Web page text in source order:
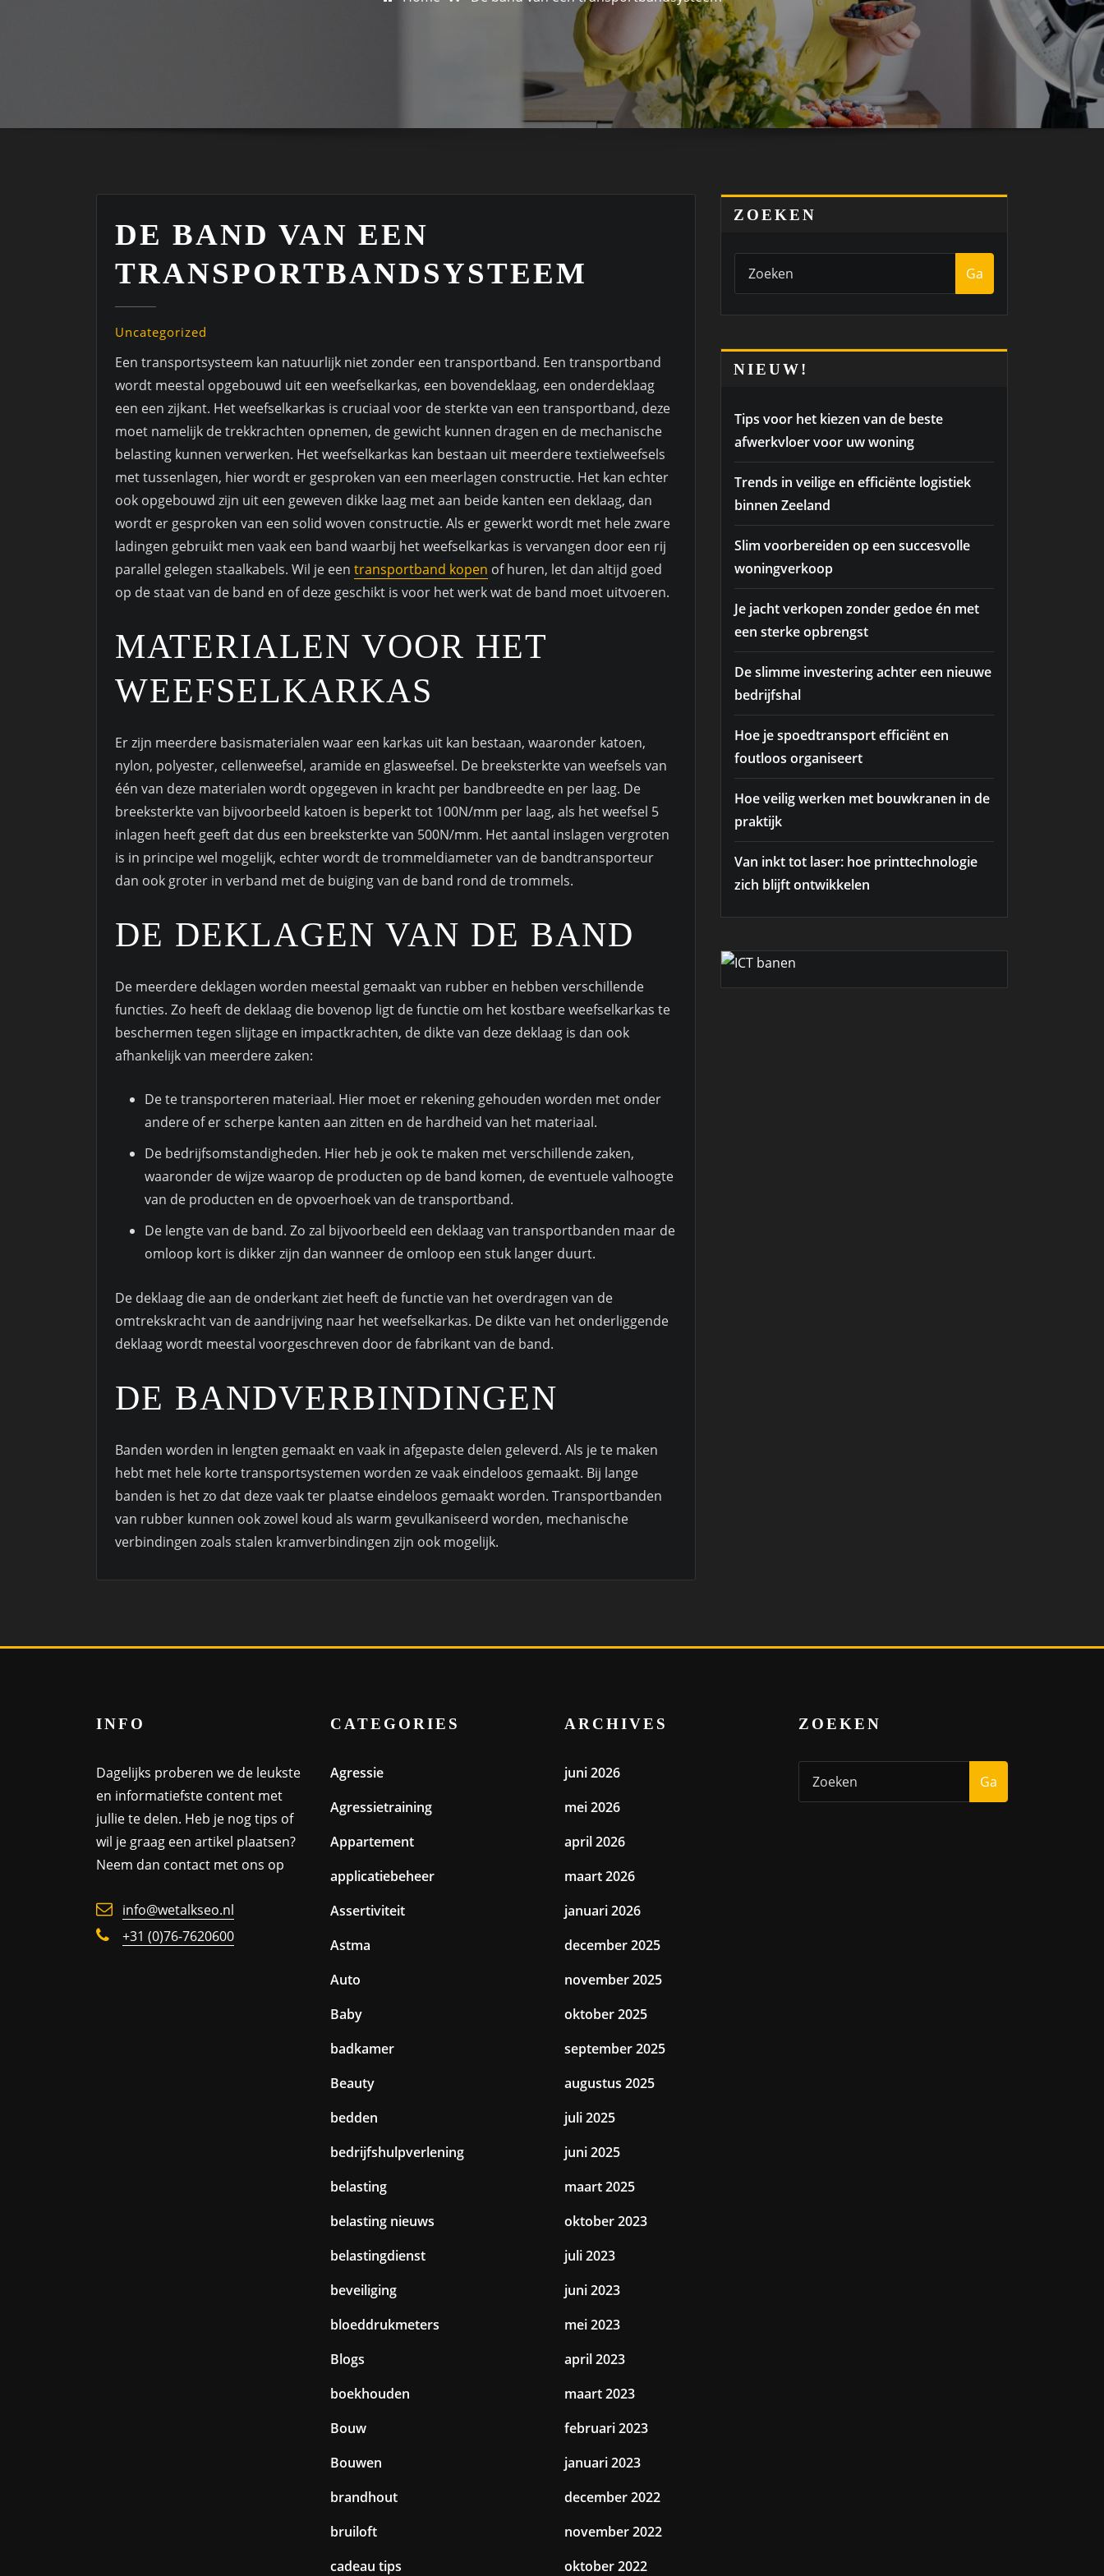
DE BAND VAN EEN
TRANSPORTBANDSYSTEEM
Uncategorized
Een transportsysteem kan natuurlijk niet zonder een transportband. Een transportband
wordt meestal opgebouwd uit een weefselkarkas, een bovendeklaag, een onderdeklaag
een een zijkant. Het weefselkarkas is cruciaal voor de sterkte van een transportband, deze
moet namelijk de trekkrachten opnemen, de gewicht kunnen dragen en de mechanische
belasting kunnen verwerken. Het weefselkarkas kan bestaan uit meerdere textielweefsels
met tussenlagen, hier wordt er gesproken van een meerlagen constructie. Het kan echter
ook opgebouwd zijn uit een geweven dikke laag met aan beide kanten een deklaag, dan
wordt er gesproken van een solid woven constructie. Als er gewerkt wordt met hele zware
ladingen gebruikt men vaak een band waarbij het weefselkarkas is vervangen door een rij
parallel gelegen staalkabels. Wil je een transportband kopen of huren, let dan altijd goed
op de staat van de band en of deze geschikt is voor het werk wat de band moet uitvoeren.
MATERIALEN VOOR HET
WEEFSELKARKAS
Er zijn meerdere basismaterialen waar een karkas uit kan bestaan, waaronder katoen,
nylon, polyester, cellenweefsel, aramide en glasweefsel. De breeksterkte van weefsels van
één van deze materialen wordt opgegeven in kracht per bandbreedte en per laag. De
breeksterkte van bijvoorbeeld katoen is beperkt tot 100N/mm per laag, als het weefsel 5
inlagen heeft geeft dat dus een breeksterkte van 500N/mm. Het aantal inslagen vergroten
is in principe wel mogelijk, echter wordt de trommeldiameter van de bandtransporteur
dan ook groter in verband met de buiging van de band rond de trommels.
DE DEKLAGEN VAN DE BAND
De meerdere deklagen worden meestal gemaakt van rubber en hebben verschillende
functies. Zo heeft de deklaag die bovenop ligt de functie om het kostbare weefselkarkas te
beschermen tegen slijtage en impactkrachten, de dikte van deze deklaag is dan ook
afhankelijk van meerdere zaken:
De te transporteren materiaal. Hier moet er rekening gehouden worden met onder
andere of er scherpe kanten aan zitten en de hardheid van het materiaal.
De bedrijfsomstandigheden. Hier heb je ook te maken met verschillende zaken,
waaronder de wijze waarop de producten op de band komen, de eventuele valhoogte
van de producten en de opvoerhoek van de transportband.
De lengte van de band. Zo zal bijvoorbeeld een deklaag van transportbanden maar de
omloop kort is dikker zijn dan wanneer de omloop een stuk langer duurt.
De deklaag die aan de onderkant ziet heeft de functie van het overdragen van de
omtrekskracht van de aandrijving naar het weefselkarkas. De dikte van het onderliggende
deklaag wordt meestal voorgeschreven door de fabrikant van de band.
DE BANDVERBINDINGEN
Banden worden in lengten gemaakt en vaak in afgepaste delen geleverd. Als je te maken
hebt met hele korte transportsystemen worden ze vaak eindeloos gemaakt. Bij lange
banden is het zo dat deze vaak ter plaatse eindeloos gemaakt worden. Transportbanden
van rubber kunnen ook zowel koud als warm gevulkaniseerd worden, mechanische
verbindingen zoals stalen kramverbindingen zijn ook mogelijk.
ZOEKEN
Ga
NIEUW!
Tips voor het kiezen van de beste
afwerkvloer voor uw woning
Trends in veilige en efficiënte logistiek
binnen Zeeland
Slim voorbereiden op een succesvolle
woningverkoop
Je jacht verkopen zonder gedoe én met
een sterke opbrengst
De slimme investering achter een nieuwe
bedrijfshal
Hoe je spoedtransport efficiënt en
foutloos organiseert
Hoe veilig werken met bouwkranen in de
praktijk
Van inkt tot laser: hoe printtechnologie
zich blijft ontwikkelen
INFO
Dagelijks proberen we de leukste
en informatiefste content met
jullie te delen. Heb je nog tips of
wil je graag een artikel plaatsen?
Neem dan contact met ons op
info@wetalkseo.nl
+31 (0)76-7620600
CATEGORIES
Agressie
Agressietraining
Appartement
applicatiebeheer
Assertiviteit
Astma
Auto
Baby
badkamer
Beauty
bedden
bedrijfshulpverlening
belasting
belasting nieuws
belastingdienst
beveiliging
bloeddrukmeters
Blogs
boekhouden
Bouw
Bouwen
brandhout
bruiloft
cadeau tips
ARCHIVES
juni 2026
mei 2026
april 2026
maart 2026
januari 2026
december 2025
november 2025
oktober 2025
september 2025
augustus 2025
juli 2025
juni 2025
maart 2025
oktober 2023
juli 2023
juni 2023
mei 2023
april 2023
maart 2023
februari 2023
januari 2023
december 2022
november 2022
oktober 2022
ZOEKEN
Ga